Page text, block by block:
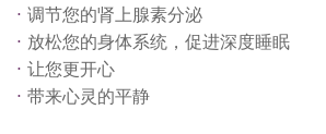
调节您的肾上腺素分泌
放松您的身体系统，促进深度睡眠
让您更开心
带来心灵的平静